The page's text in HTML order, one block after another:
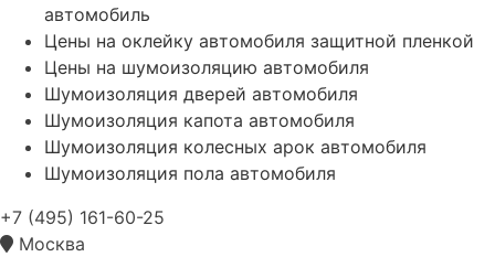
автомобиль
Цены на оклейку автомобиля защитной пленкой
Цены на шумоизоляцию автомобиля
Шумоизоляция дверей автомобиля
Шумоизоляция капота автомобиля
Шумоизоляция колесных арок автомобиля
Шумоизоляция пола автомобиля
+7 (495) 161-60-25
Москва